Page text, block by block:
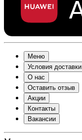
Меню
Условия доставки
О нас
Оставить отзыв
Акции
Контакты
Вакансии